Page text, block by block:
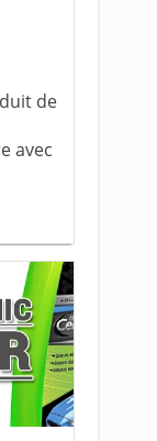
de
avec